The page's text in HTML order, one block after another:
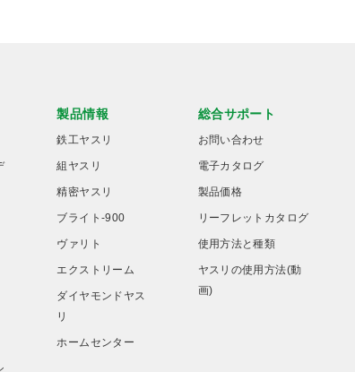
製品情報
鉄工ヤスリ
組ヤスリ
精密ヤスリ
ブライト-900
ヴァリト
エクストリーム
ダイヤモンドヤス
リ
ホームセンター
総合サポート
お問い合わせ
電子カタログ
製品価格
リーフレットカタログ
使用方法と種類
ヤスリの使用方法(動
画)